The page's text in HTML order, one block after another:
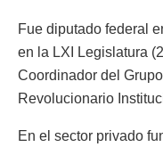
Fue diputado federal
en la LXI Legislatura
Coordinador del
Revolucionario
En el sector privado